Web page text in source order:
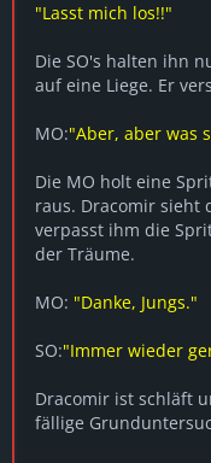
"Lasst mich los!!"
Die SO's halten ihn
auf eine Liege. Er
MO:"Aber, aber was
Die MO holt eine
raus. Dracomir sieht
verpasst ihm die
der Träume.
MO: "Danke, Jungs."
SO:"Immer wieder
Dracomir ist schläft
fällige